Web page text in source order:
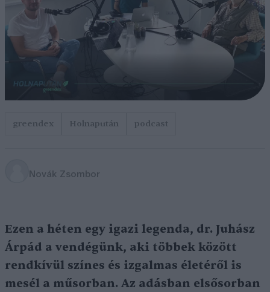
greendex Holnapután podcast
Novák Zsombor
Ezen a héten egy igazi legenda, dr. Juhász
Árpád a vendégünk, aki többek között
rendkívül színes és izgalmas életéről is
mesél a műsorban. Az adásban elsősorban